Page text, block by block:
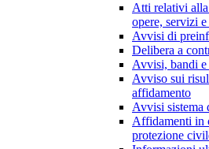
Atti relativi
opere, servizi
Avvisi di
Delibera a
Avvisi, bandi
Avviso sui
affidamento
Avvisi sistema
Affidamenti in
protezione